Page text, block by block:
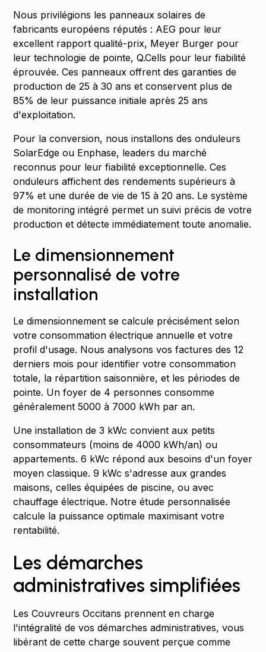
Nous privilégions les panneaux solaires de
fabricants européens réputés : AEG pour leur
excellent rapport qualité-prix, Meyer Burger pour
leur technologie de pointe, Q.Cells pour leur fiabilité
éprouvée. Ces panneaux offrent des garanties de
production de 25 à 30 ans et conservent plus de
85% de leur puissance initiale après 25 ans
d'exploitation.
Pour la conversion, nous installons des onduleurs
SolarEdge ou Enphase, leaders du marché
reconnus pour leur fiabilité exceptionnelle. Ces
onduleurs affichent des rendements supérieurs à
97% et une durée de vie de 15 à 20 ans. Le système
de monitoring intégré permet un suivi précis de votre
production et détecte immédiatement toute anomalie.
Le dimensionnement
personnalisé de votre
installation
Le dimensionnement se calcule précisément selon
votre consommation électrique annuelle et votre
profil d'usage. Nous analysons vos factures des 12
derniers mois pour identifier votre consommation
totale, la répartition saisonnière, et les périodes de
pointe. Un foyer de 4 personnes consomme
généralement 5000 à 7000 kWh par an.
Une installation de 3 kWc convient aux petits
consommateurs (moins de 4000 kWh/an) ou
appartements. 6 kWc répond aux besoins d'un foyer
moyen classique. 9 kWc s'adresse aux grandes
maisons, celles équipées de piscine, ou avec
chauffage électrique. Notre étude personnalisée
calcule la puissance optimale maximisant votre
rentabilité.
Les démarches
administratives simplifiées
Les Couvreurs Occitans prennent en charge
l'intégralité de vos démarches administratives, vous
libérant de cette charge souvent perçue comme